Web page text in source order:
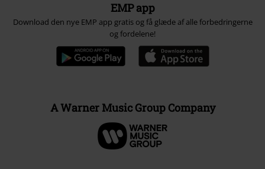
EMP app
Download den nye EMP app gratis og få glæde af alle forbedringerne
og fordelene!
A Warner Music Group Company